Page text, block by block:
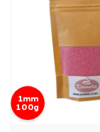
1mm
100g